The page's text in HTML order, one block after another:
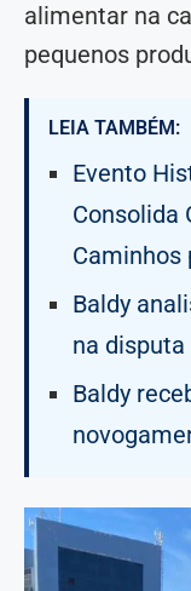
alimentar na
pequenos
LEIA TAMBÉM:
Evento
Consolida
Caminhos
Baldy
na disputa
Baldy